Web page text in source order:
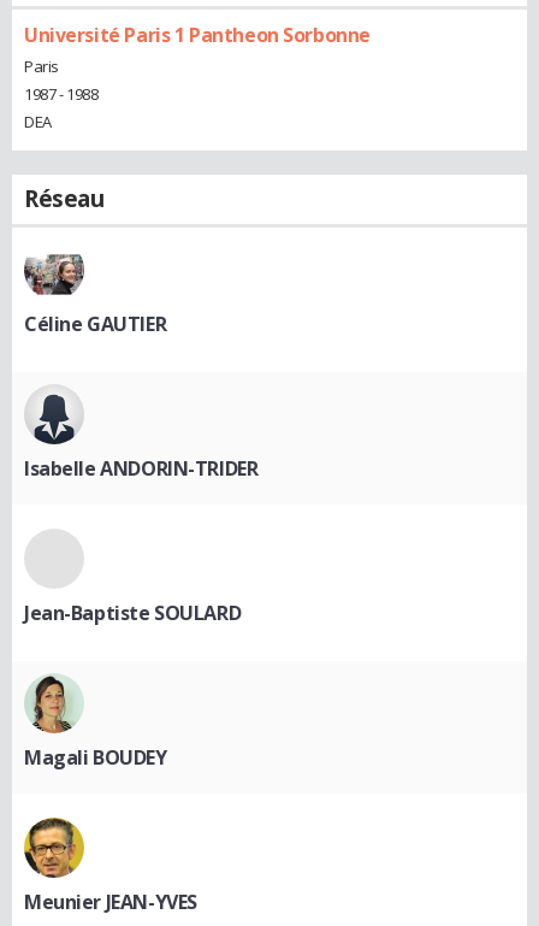
Université Paris 1 Pantheon Sorbonne
Paris
1987 - 1988
DEA
Réseau
Céline GAUTIER
Isabelle ANDORIN-TRIDER
Jean-Baptiste SOULARD
Magali BOUDEY
Meunier JEAN-YVES